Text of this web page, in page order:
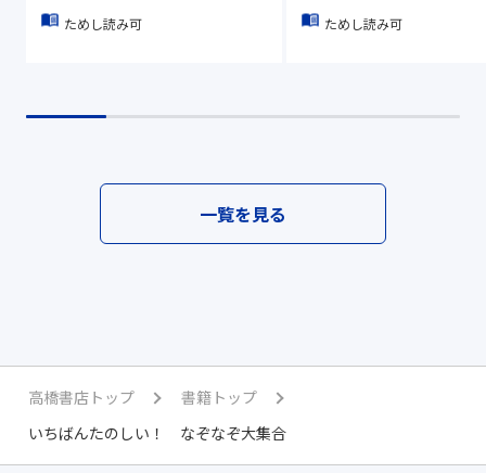
ためし読み可 ためし読み可
一覧を見る
高橋書店トップ
書籍トップ
いちばんたのしい！ なぞなぞ大集合